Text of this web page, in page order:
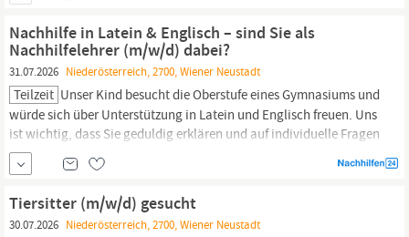
Nachhilfe in Latein & Englisch – sind Sie als
Nachhilfelehrer (m/w/d) dabei?
31.07.2026 Niederösterreich, 2700, Wiener Neustadt
Teilzeit Unser Kind besucht die Oberstufe eines Gymnasiums und
würde sich über Unterstützung in Latein und Englisch freuen. Uns
ist wichtig, dass Sie geduldig erklären und auf individuelle Fragen
eingehen. Wir leben in der Gemeinde Der Unterricht soll im
Einzelunterricht stattfinden – entweder bei uns zuhause, bei Ihnen
Tiersitter (m/w/d) gesucht
30.07.2026 Niederösterreich, 2700, Wiener Neustadt